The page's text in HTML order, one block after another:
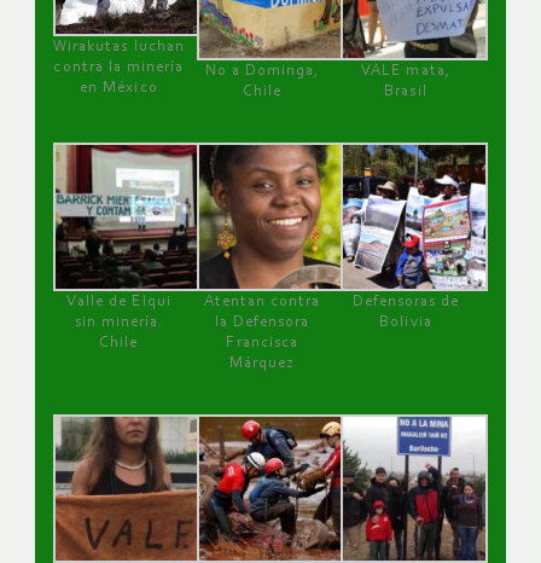
Wirakutas luchan
contra la minería
en México
No a Dominga,
Chile
VALE mata,
Brasil
Valle de Elqui
sin minería.
Chile
Atentan contra
la Defensora
Francisca
Márquez
Defensoras de
Bolivia